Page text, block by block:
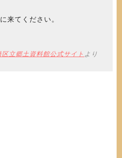
来てください。
区立郷土資料館公式サイト より